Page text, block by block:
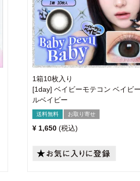
1箱10枚入り
[1day] ベイビーモテコン ベイビ
ルベイビー
送料無料 お取り寄せ
¥ 1,650 税込